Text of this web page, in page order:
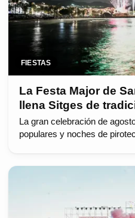
FIESTAS
La Festa Major de
llena Sitges de
La gran celebración de
populares y noches de